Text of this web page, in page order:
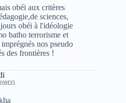
obéi aux critères
sciences,
obéi à l'idéologie
batho terrorisme et
nos pseudo
des frontières !